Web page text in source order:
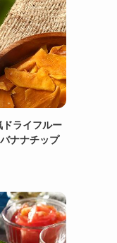
ドライフルー
ナナチップ